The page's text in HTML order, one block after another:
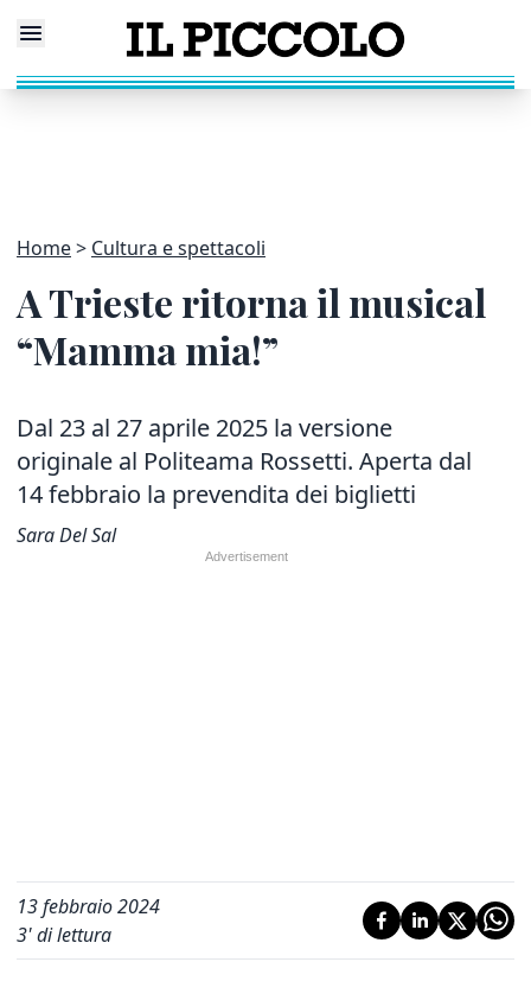
Home Cultura e spettacoli
A Trieste ritorna il musical
“Mamma mia!”
Dal 23 al 27 aprile 2025 la versione
originale al Politeama Rossetti. Aperta dal
14 febbraio la prevendita dei biglietti
Sara Del Sal
13 febbraio 2024
3' di lettura